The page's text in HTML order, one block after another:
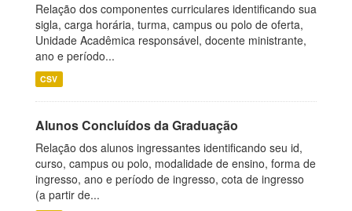
Relação dos componentes curriculares identificando sua
sigla, carga horária, turma, campus ou polo de oferta,
Unidade Acadêmica responsável, docente ministrante,
ano e período...
CSV
Alunos Concluídos da Graduação
Relação dos alunos ingressantes identificando seu id,
curso, campus ou polo, modalidade de ensino, forma de
ingresso, ano e período de ingresso, cota de ingresso
(a partir de...